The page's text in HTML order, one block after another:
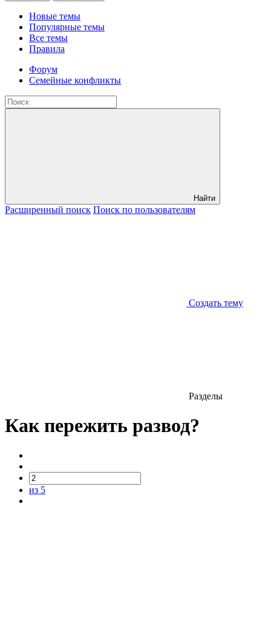
Новые темы
Популярные темы
Все темы
Правила
Форум
Семейные конфликты
Найти
Расширенный поиск Поиск по пользователям
Создать тему
Разделы
Как пережить развод?
из 5